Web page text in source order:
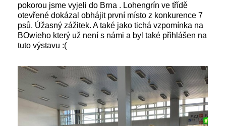
pokorou jsme vyjeli do Brna . Lohengrín ve třídě
otevřené dokázal obhájit první místo z konkurence 7
psů. Úžasný zážitek. A také jako tichá vzpomínka na
BOwieho který už není s námi a byl také přihlášen na
tuto výstavu :(